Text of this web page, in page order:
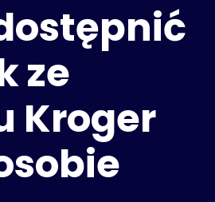
konsumentów
szkół
firm
ZdobądźPlus+
Zaloguj się
ze
Kroger